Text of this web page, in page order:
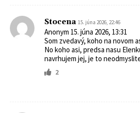
Stocena 15. júna 2026, 22:46
Anonym 15. júna 2026, 13:31
Som zvedavý, koho na novom
No koho asi, predsa nasu
navrhujem jej, je to
2